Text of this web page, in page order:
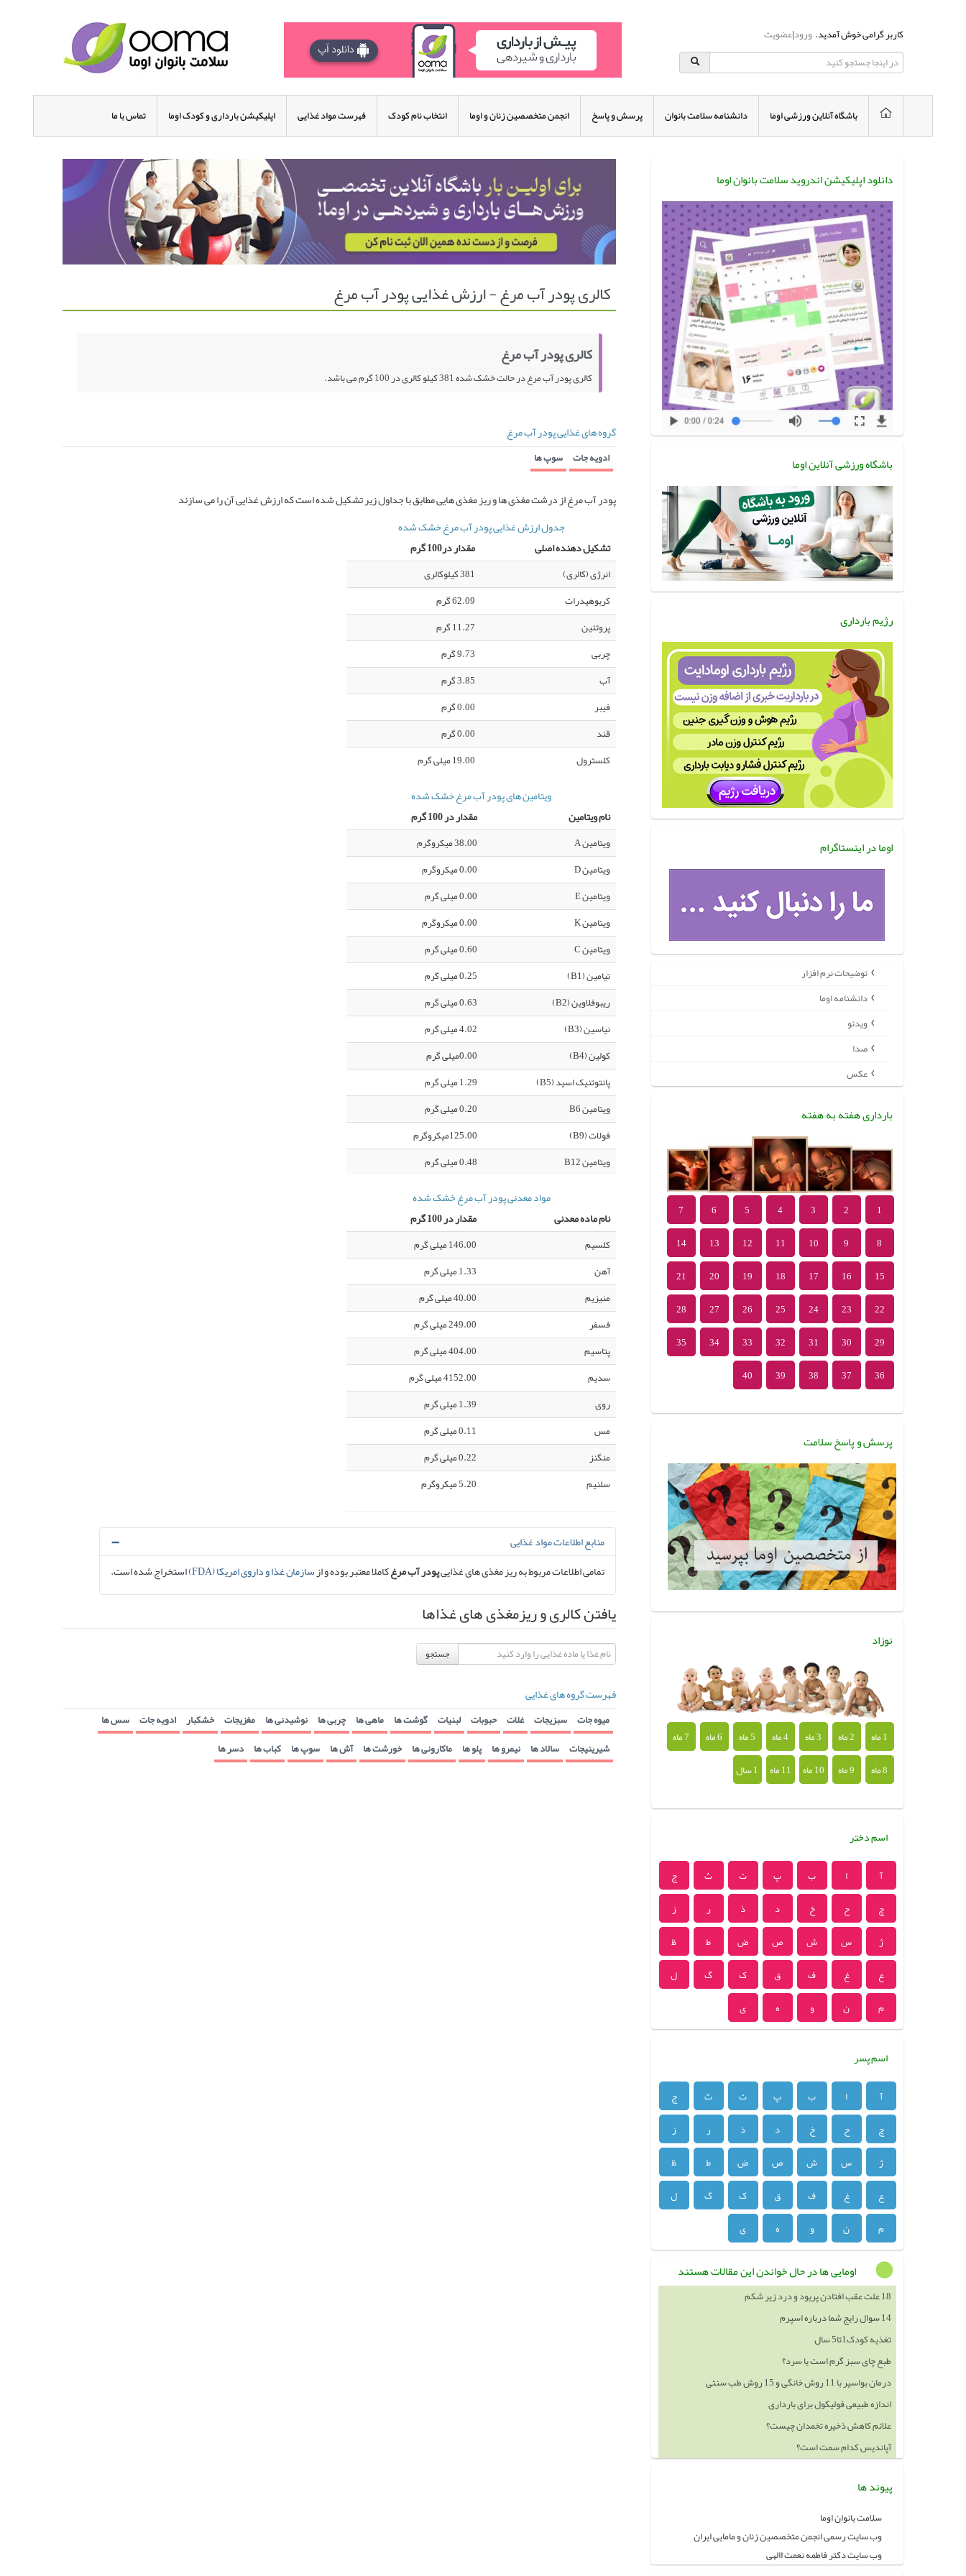
کاربر گرامی خوش آمدید.ورود|عضویت
باشگاه آنلاین ورزشی اوما دانشنامه سلامت بانوان پرسش و پاسخ انجمن متخصصین زنان و اوما انتخاب نام کودک فهرست مواد غذایی اپلیکیشن بارداری و کودک اوما تماس با ما
کالری پودر آب مرغ - ارزش غذایی پودر آب مرغ
کالری پودر آب مرغ
کالری پودر آب مرغ در حالت خشک شده 381 کیلو کالری در 100 گرم می باشد.
گروه های غذایی پودر آب مرغ
ادویه جات سوپ ها
پودر آب مرغ از درشت مغذی ها و ریز مغذی هایی مطابق با جداول زیر تشکیل شده است که ارزش غذایی آن را می سازند
جدول ارزش غذایی پودر آب مرغ خشک شده
تشکیل دهنده اصلی
مقدار در100 گرم
انرژی (کالری)
381 کیلوکالری
کربوهیدرات
62.09 گرم
پروتئین
11.27 گرم
چربی
9.73 گرم
آب
3.85 گرم
فیبر
0.00 گرم
قند
0.00 گرم
کلسترول
19.00 میلی گرم
ویتامین های پودر آب مرغ خشک شده
نام ویتامین
مقدار در 100 گرم
ویتامین A
38.00 میکروگرم
ویتامین D
0.00 میکروگرم
ویتامین E
0.00 میلی گرم
ویتامین K
0.00 میکروگرم
ویتامین C
0.60 میلی گرم
تیامین (B1)
0.25 میلی گرم
ریبوفلاوین (B2)
0.63 میلی گرم
نیاسین (B3)
4.02 میلی گرم
کولین (B4)
0.00میلی گرم
پانتوتنیک اسید (B5)
1.29 میلی گرم
ویتامین B6
0.20 میلی گرم
فولات (B9)
125.00میکروگرم
ویتامین B12
0.48 میلی گرم
مواد معدنی پودر آب مرغ خشک شده
نام ماده معدنی
مقدار در 100 گرم
کلسیم
146.00 میلی گرم
آهن
1.33 میلی گرم
منیزیم
40.00 میلی گرم
فسفر
249.00 میلی گرم
پتاسیم
404.00 میلی گرم
سدیم
4152.00 میلی گرم
روی
1.39 میلی گرم
مس
0.11 میلی گرم
منگنز
0.22 میلی گرم
سلنیم
5.20 میکروگرم
منابع اطلاعات مواد غذایی
تمامی اطلاعات مربوط به ریز مغذی های غذاییپودر آب مرغکاملا معتبر بوده و ازسازمان غذا و داروی امریکا (FDA) استخراج شده است.
یافتن کالری و ریزمغذی های غذاها
جستجو
فهرست گروه های غذایی
میوه جات سبزیجات غلات حبوبات لبنیات گوشت ها ماهی ها چربی ها نوشیدنی ها مغزیجات خشکبار ادویه جات سس ها
شیرینیجات سالاد ها نیمرو ها پلو ها ماکارونی ها خورشت ها آش ها سوپ ها کباب ها دسر ها
دانلود اپلیکیشن اندروید سلامت بانوان اوما
باشگاه ورزشی آنلاین اوما
رژیم بارداری
اوما در اینستاگرام
توضیحات نرم افزار
دانشنامه اوما
ویدئو
صدا
عکس
بارداری هفته به هفته
1
2
3
4
5
6
7
8
9
10
11
12
13
14
15
16
17
18
19
20
21
22
23
24
25
26
27
28
29
30
31
32
33
34
35
36
37
38
39
40
پرسش و پاسخ سلامت
نوزاد
1 ماه 2 ماه 3 ماه 4 ماه 5 ماه 6 ماه
7 ماه
8 ماه
9 ماه 10 ماه 11 ماه 1 سال
اسم دختر
آ ا ب پ ت ث
ج
چ
ح خ د ذ ر
ز
ژ
س ش ص ض ط
ظ
ع
غ ف ق ک گ
ل
م
ن و ه ی
اسم پسر
آ ا ب پ ت ث
ج
چ
ح خ د ذ ر
ز
ژ
س ش ص ض ط
ظ
ع
غ ف ق ک گ
ل
م
ن و ه ی
اومایی ها در حال خواندن این مقالات هستند
18 علت عقب افتادن پریود و درد زیر شکم
14 سوال رایج شما درباره اسپرم
تغذیه کودک1تا5 سال
طبع چای سبز گرم است یا سرد؟
درمان بواسیر با 11 روش خانگی و 15 روش طب سنتی
اندازه طبیعی فولیکول برای بارداری
علائم کاهش ذخیره تخمدان چیست؟
آپاندیس کدام سمت است؟
پیوند ها
سلامت بانوان اوما
وب سایت رسمی انجمن متخصصین زنان و مامایی ایران
وب سایت دکتر فاطمه نعمت االهی